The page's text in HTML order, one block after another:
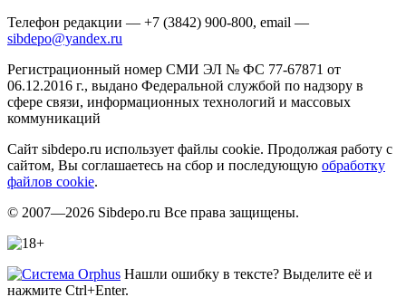
Телефон редакции — +7 (3842) 900-800, email —
sibdepo@yandex.ru
Регистрационный номер СМИ ЭЛ № ФС 77-67871 от
06.12.2016 г., выдано Федеральной службой по надзору в
сфере связи, информационных технологий и массовых
коммуникаций
Сайт sibdepo.ru использует файлы cookie. Продолжая работу с
сайтом, Вы соглашаетесь на сбор и последующую обработку
файлов cookie.
© 2007—2026 Sibdepo.ru Все права защищены.
Нашли ошибку в тексте? Выделите её и
нажмите Ctrl+Enter.